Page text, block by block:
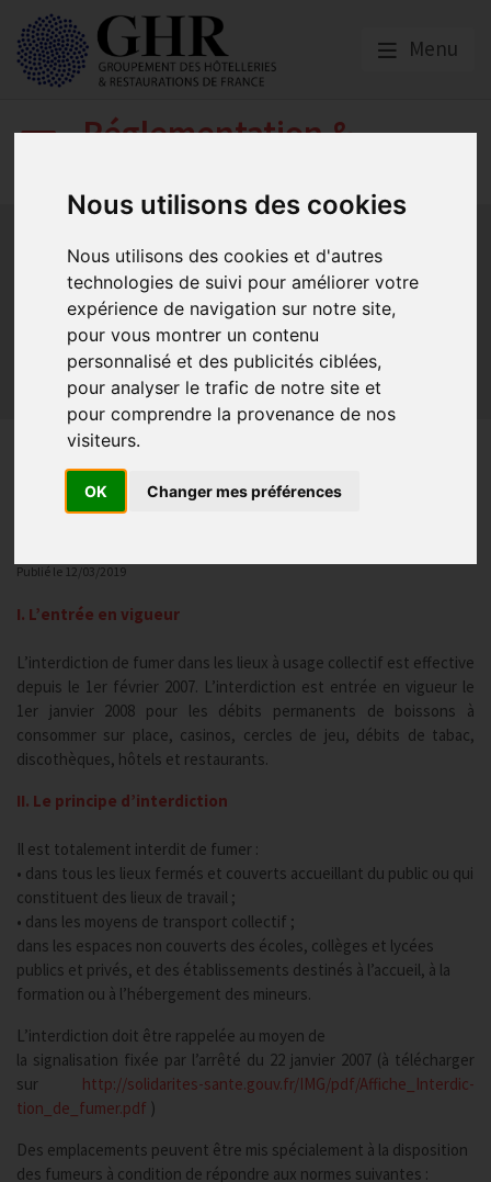
Nous utilisons des cookies
Nous utilisons des cookies et d'autres
technologies de suivi pour améliorer votre
expérience de navigation sur notre site,
pour vous montrer un contenu
personnalisé et des publicités ciblées,
pour analyser le trafic de notre site et
pour comprendre la provenance de nos
visiteurs.
OK Changer mes préférences
Menu
Réglementation &
Les formations obligatoires
Les obligations dans les débits de boissons et les
discothèques
Les obligations dans les hôtels
Les obligations dans les restaurants
Sécurité et Accessibilité
Tabac et vapotage
Le tabac
Publié le 12/03/2019
I. L’entrée en vigueur
L’interdiction de fumer dans les lieux à usage collectif est effective
depuis le 1er février 2007. L’interdiction est entrée en vigueur le
1er janvier 2008 pour les débits permanents de boissons à
consommer sur place, casinos, cercles de jeu, débits de tabac,
discothèques, hôtels et restaurants.
II. Le principe d’interdiction
Il est totalement interdit de fumer :
• dans tous les lieux fermés et couverts accueillant du public ou qui
constituent des lieux de travail ;
• dans les moyens de transport collectif ;
dans les espaces non couverts des écoles, collèges et lycées
publics et privés, et des établissements destinés à l’accueil, à la
formation ou à l’hébergement des mineurs.
L’interdiction doit être rappelée au moyen de
la signalisation fixée par l’arrêté du 22 janvier 2007 (à télécharger
sur http://solidarites-sante.gouv.fr/IMG/pdf/Affiche_Interdic-
tion_de_fumer.pdf )
Des emplacements peuvent être mis spécialement à la disposition
des fumeurs à condition de répondre aux normes suivantes :